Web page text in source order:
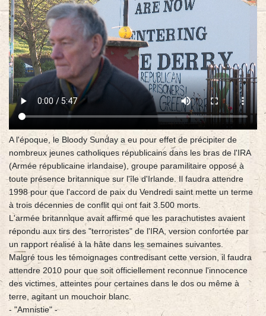
A l'époque, le Bloody Sunday a eu pour effet de précipiter de
nombreux jeunes catholiques républicains dans les bras de l'IRA
(Armée républicaine irlandaise), groupe paramilitaire opposé à
toute présence britannique sur l'île d'Irlande. Il faudra attendre
1998 pour que l'accord de paix du Vendredi saint mette un terme
à trois décennies de conflit qui ont fait 3.500 morts.
L'armée britannique avait affirmé que les parachutistes avaient
répondu aux tirs des "terroristes" de l'IRA, version confortée par
un rapport réalisé à la hâte dans les semaines suivantes.
Malgré tous les témoignages contredisant cette version, il faudra
attendre 2010 pour que soit officiellement reconnue l'innocence
des victimes, atteintes pour certaines dans le dos ou même à
terre, agitant un mouchoir blanc.
- "Amnistie" -